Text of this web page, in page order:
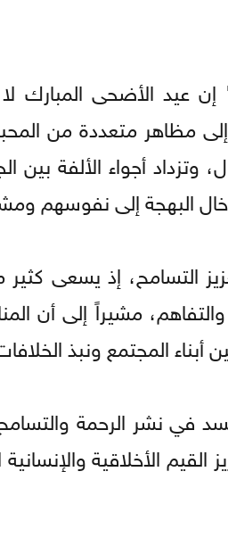
إن عيد الأضحى المبارك
إلى مظاهر متعددة من
أجواء الألفة بين
البهجة إلى نفوسهم
التسامح، إذ يسعى
مشيراً إلى أن
المجتمع ونبذ
في نشر الرحمة
الأخلاقية